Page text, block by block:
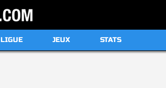
LIGUE JEUX STATS